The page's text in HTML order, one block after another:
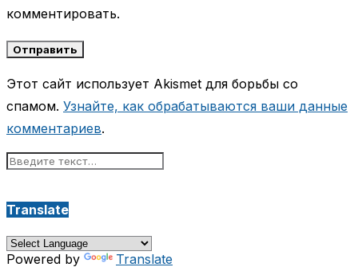
комментировать.
Этот сайт использует Akismet для борьбы со
спамом. Узнайте, как обрабатываются ваши данные
комментариев.
Translate
Powered by Translate